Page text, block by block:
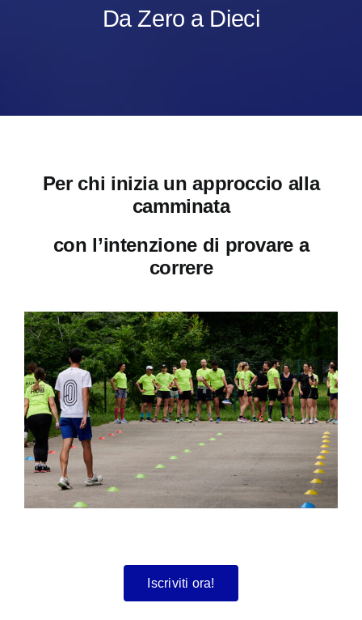
Da Zero a Dieci
Per chi inizia un approccio alla
camminata
con l’intenzione di provare a
correre
Iscriviti ora!